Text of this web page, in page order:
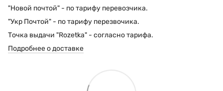
"Новой почтой" - по тарифу перевозчика.
"Укр Почтой" - по тарифу перезвочика.
Точка выдачи "Rozetka" - согласно тарифа.
Подробнее о доставке